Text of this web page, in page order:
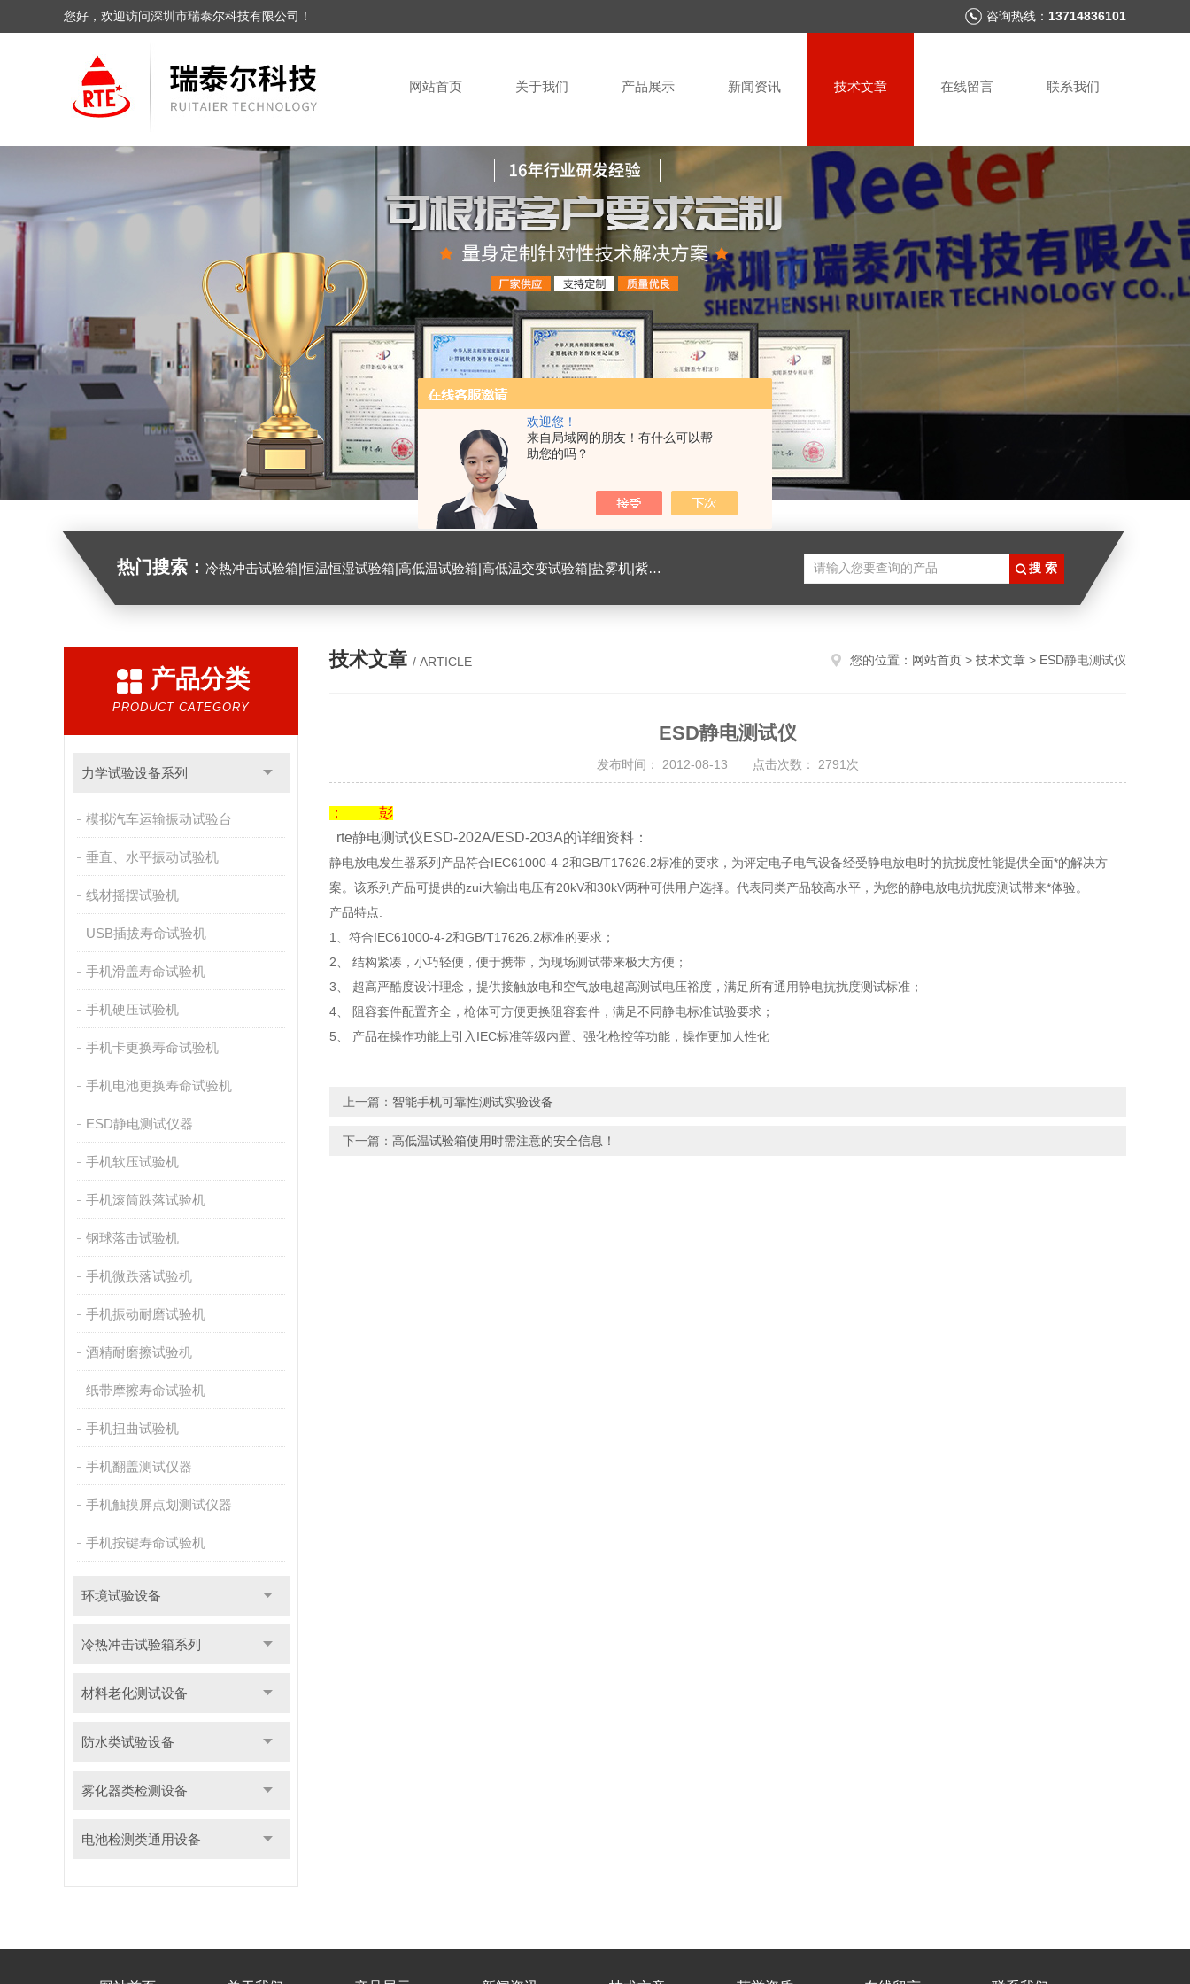
欢迎您！
来自局域网的朋友！有什么可以帮
助您的吗？
您好，欢迎访问深圳市瑞泰尔科技有限公司！ 咨询热线： 13714836101
网站首页 关于我们 产品展示 新闻资讯 技术文章 在线留言 联系我们
热门搜索： 冷热冲击试验箱|恒温恒湿试验箱|高低温试验箱|高低温交变试验箱|盐雾机|紫外线试验机|淋雨试验箱|臭氧试验箱|振动试验台|ESD测试仪|恒温恒湿试验室|氙灯老化试验箱|砂尘试验箱|手机微跌落试验机|手机扭转试验机
产品分类
PRODUCT CATEGORY
力学试验设备系列
模拟汽车运输振动试验台
垂直、水平振动试验机
线材摇摆试验机
USB插拔寿命试验机
手机滑盖寿命试验机
手机硬压试验机
手机卡更换寿命试验机
手机电池更换寿命试验机
ESD静电测试仪器
手机软压试验机
手机滚筒跌落试验机
钢球落击试验机
手机微跌落试验机
手机振动耐磨试验机
酒精耐磨擦试验机
纸带摩擦寿命试验机
手机扭曲试验机
手机翻盖测试仪器
手机触摸屏点划测试仪器
手机按键寿命试验机
环境试验设备
冷热冲击试验箱系列
材料老化测试设备
防水类试验设备
雾化器类检测设备
电池检测类通用设备
技术文章 / ARTICLE 您的位置： 网站首页 > 技术文章 > ESD静电测试仪
ESD静电测试仪
发布时间： 2012-08-13 点击次数： 2791次
； 彭
rte静电测试仪ESD-202A/ESD-203A的详细资料：
静电放电发生器系列产品符合IEC61000-4-2和GB/T17626.2标准的要求，为评定电子电气设备经受静电放电时的抗扰度性能提供全面*的解决方
案。该系列产品可提供的zui大输出电压有20kV和30kV两种可供用户选择。代表同类产品较高水平，为您的静电放电抗扰度测试带来*体验。
产品特点:
1、符合IEC61000-4-2和GB/T17626.2标准的要求；
2、 结构紧凑，小巧轻便，便于携带，为现场测试带来极大方便；
3、 超高严酷度设计理念，提供接触放电和空气放电超高测试电压裕度，满足所有通用静电抗扰度测试标准；
4、 阻容套件配置齐全，枪体可方便更换阻容套件，满足不同静电标准试验要求；
5、 产品在操作功能上引入IEC标准等级内置、强化枪控等功能，操作更加人性化
上一篇： 智能手机可靠性测试实验设备
下一篇： 高低温试验箱使用时需注意的安全信息！